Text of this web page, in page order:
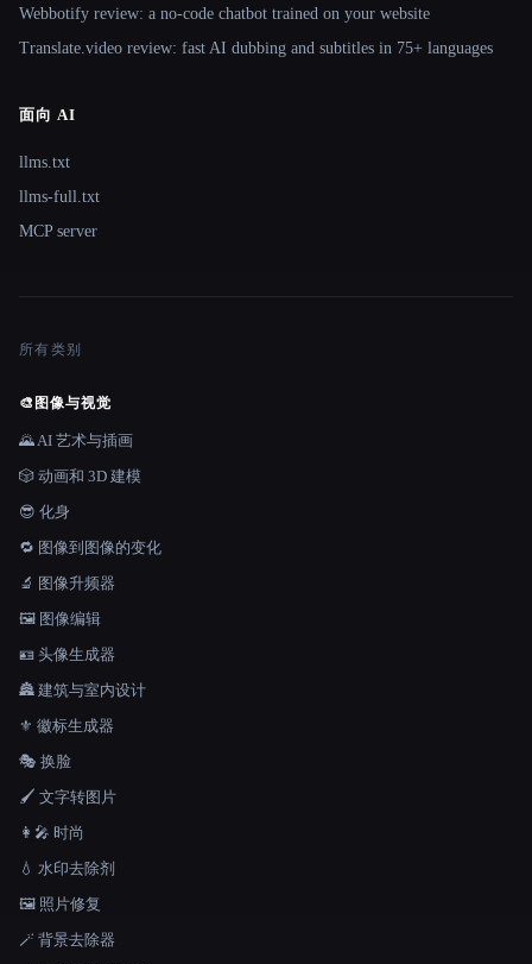
Webbotify review: a no-code chatbot trained on your website
Translate.video review: fast AI dubbing and subtitles in 75+ languages
面向 AI
llms.txt
llms-full.txt
MCP server
所有类别
🎨 图像与视觉
🌄 AI 艺术与插画
🎲 动画和 3D 建模
😎 化身
🔁 图像到图像的变化
🔬 图像升频器
🖼️ 图像编辑
🪪 头像生成器
🏯 建筑与室内设计
⚜️ 徽标生成器
🎭 换脸
🖌️ 文字转图片
👩‍🎤 时尚
💧 水印去除剂
🖼️ 照片修复
🪄 背景去除器